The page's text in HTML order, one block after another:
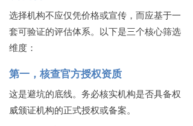
选择机构不应仅凭价格或宣传，而应基于一
套可验证的评估体系。以下是三个核心筛选
维度：
第一，核查官方授权资质
这是避坑的底线。务必核实机构是否具备权
威颁证机构的正式授权或备案。